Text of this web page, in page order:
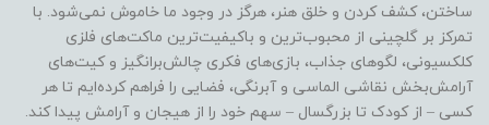
ساختن، کشف کردن و خلق هنر، هرگز در وجود ما خاموش نمی‌شود. با
تمرکز بر گلچینی از محبوب‌ترین و باکیفیت‌ترین ماکت‌های فلزی
کلکسیونی، لگوهای جذاب، بازی‌های فکری چالش‌برانگیز و کیت‌های
آرامش‌بخش نقاشی الماسی و آبرنگی، فضایی را فراهم کرده‌ایم تا هر
کسی – از کودک تا بزرگسال – سهم خود را از هیجان و آرامش پیدا کند.